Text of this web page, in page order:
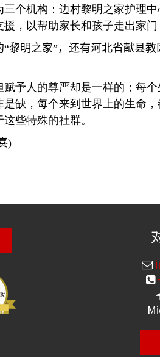
个机构：边村黎明之家护理
，以帮助家长和孩子走出家门
“黎明之家” ，还有河北省献县
予人的尊严却是一样的；每
缺，每个来到世界上的生命
些特殊的社群。
)